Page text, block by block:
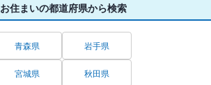
お住まいの都道府県から検索
青森県 岩手県
宮城県 秋田県